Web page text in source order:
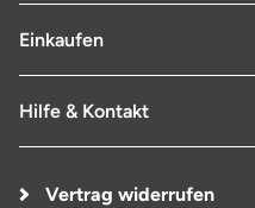
Einkaufen
Hilfe & Kontakt
Vertrag widerrufen